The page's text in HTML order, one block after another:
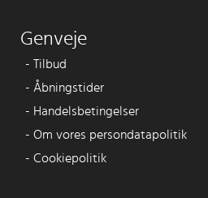
Genveje
- Tilbud
- Åbningstider
- Handelsbetingelser
- Om vores persondatapolitik
- Cookiepolitik